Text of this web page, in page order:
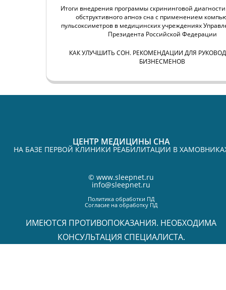
Итоги внедрения программы скрининговой
обструктивного апноэ сна с применением
пульсоксиметров в медицинских учреждениях
Президента Российской Федерации
КАК УЛУЧШИТЬ СОН. РЕКОМЕНДАЦИИ ДЛЯ
БИЗНЕСМЕНОВ
ЦЕНТР МЕДИЦИНЫ СНА
НА БАЗЕ ПЕРВОЙ КЛИНИКИ РЕАБИЛИТАЦИИ В
© www.sleepnet.ru
info@sleepnet.ru
Политика обработки ПД
Согласие на обработку ПД
ИМЕЮТСЯ ПРОТИВОПОКАЗАНИЯ. НЕОБХОДИМА
КОНСУЛЬТАЦИЯ СПЕЦИАЛИСТА.